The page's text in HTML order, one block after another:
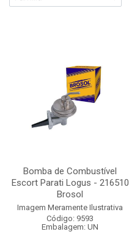
Bomba de Combustível
Escort Parati Logus - 216510
Brosol
Imagem Meramente Ilustrativa
Código: 9593
Embalagem: UN